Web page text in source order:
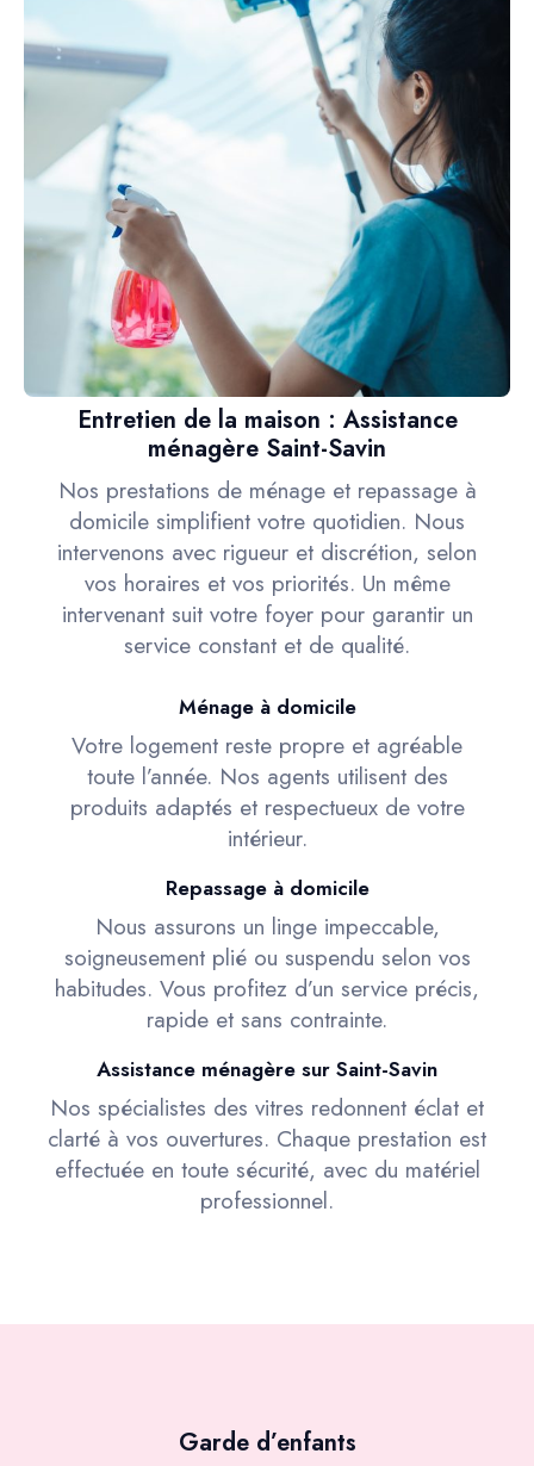
Entretien de la maison : Assistance
ménagère Saint-Savin
Nos prestations de ménage et repassage à
domicile simplifient votre quotidien. Nous
intervenons avec rigueur et discrétion, selon
vos horaires et vos priorités. Un même
intervenant suit votre foyer pour garantir un
service constant et de qualité.
Ménage à domicile
Votre logement reste propre et agréable
toute l’année. Nos agents utilisent des
produits adaptés et respectueux de votre
intérieur.
Repassage à domicile
Nous assurons un linge impeccable,
soigneusement plié ou suspendu selon vos
habitudes. Vous profitez d’un service précis,
rapide et sans contrainte.
Assistance ménagère sur Saint-Savin
Nos spécialistes des vitres redonnent éclat et
clarté à vos ouvertures. Chaque prestation est
effectuée en toute sécurité, avec du matériel
professionnel.
Garde d’enfants